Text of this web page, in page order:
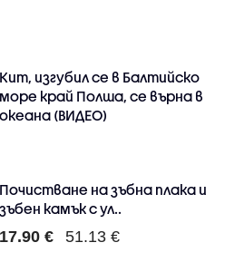
Кит, изгубил се в Балтийско
море край Полша, се върна в
океана (ВИДЕО)
Почистване на зъбна плака и
зъбен камък с ул..
17.90 € 51.13 €